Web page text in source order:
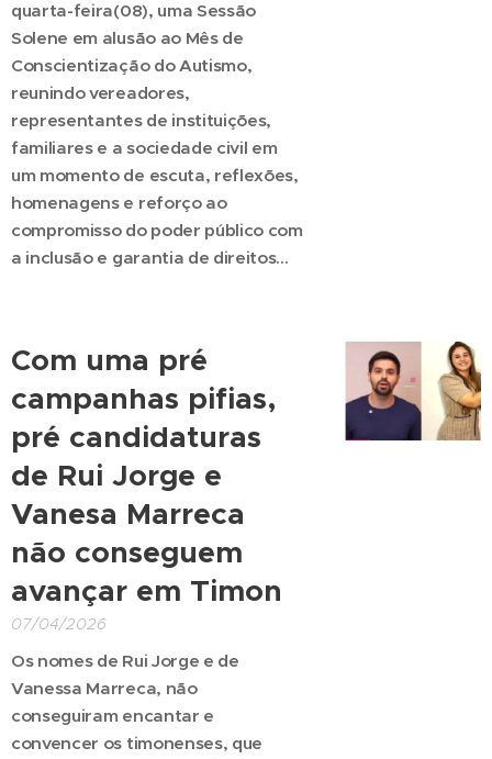
quarta-feira(08), uma Sessão
Solene em alusão ao Mês de
Conscientização do Autismo,
reunindo vereadores,
representantes de instituições,
familiares e a sociedade civil em
um momento de escuta, reflexões,
homenagens e reforço ao
compromisso do poder público com
a inclusão e garantia de direitos...
Com uma pré
campanhas pifias,
pré candidaturas
de Rui Jorge e
Vanesa Marreca
não conseguem
avançar em Timon
07/04/2026
Os nomes de Rui Jorge e de
Vanessa Marreca, não
conseguiram encantar e
convencer os timonenses, que